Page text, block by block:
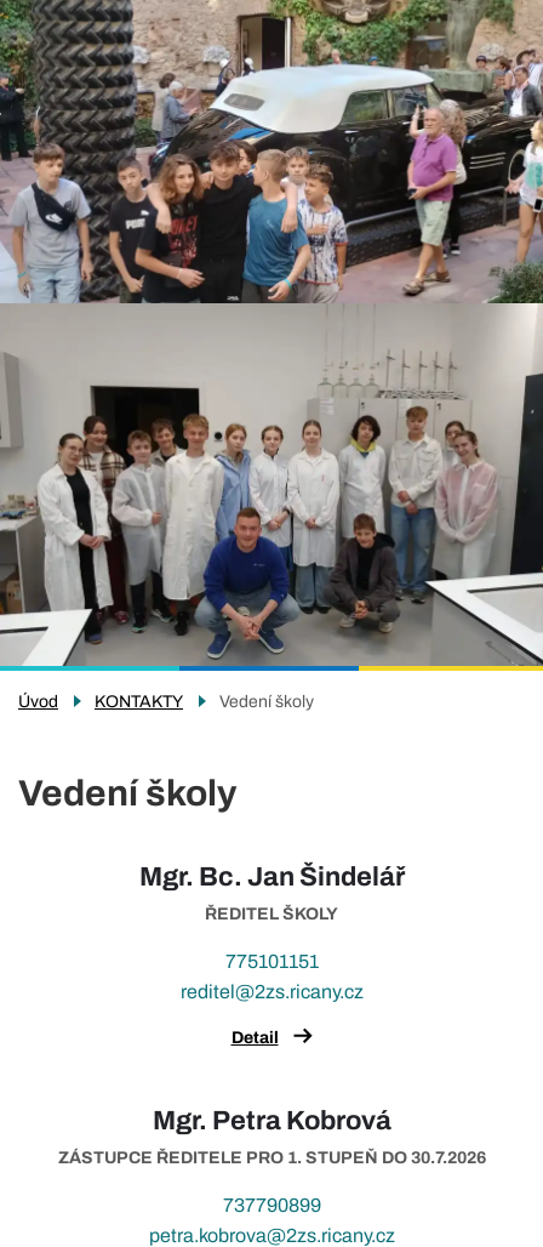
Úvod KONTAKTY Vedení školy
Vedení školy
Mgr. Bc. Jan Šindelář
ŘEDITEL ŠKOLY
775101151
reditel@2zs.ricany.cz
Detail
Mgr. Petra Kobrová
ZÁSTUPCE ŘEDITELE PRO 1. STUPEŇ DO 30.7.2026
737790899
petra.kobrova@2zs.ricany.cz